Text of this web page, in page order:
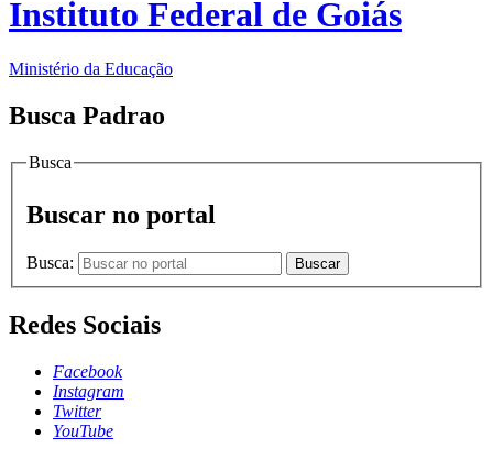
Instituto Federal de Goiás
Ministério da Educação
Busca Padrao
Busca
Buscar no portal
Busca: Buscar
Redes Sociais
Facebook
Instagram
Twitter
YouTube